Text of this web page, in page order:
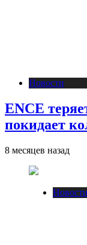
Новости
ENCE
покидает
8 месяцев назад
Новости